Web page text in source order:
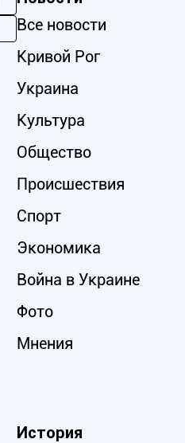
Все новости
Кривой Рог
Украина
Культура
Общество
Происшествия
Спорт
Экономика
Война в Украине
Фото
Мнения
История